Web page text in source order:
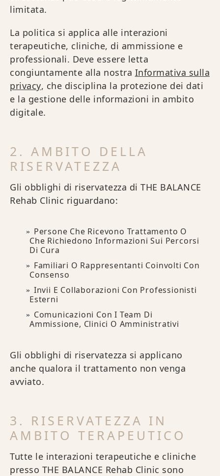
limitata.
La politica si applica alle interazioni
terapeutiche, cliniche, di ammissione e
professionali. Deve essere letta
congiuntamente alla nostra Informativa sulla
privacy, che disciplina la protezione dei dati
e la gestione delle informazioni in ambito
digitale.
2. AMBITO DELLA
RISERVATEZZA
Gli obblighi di riservatezza di THE BALANCE
Rehab Clinic riguardano:
Persone Che Ricevono Trattamento O
Che Richiedono Informazioni Sui Percorsi
Di Cura
Familiari O Rappresentanti Coinvolti Con
Consenso
Invii E Collaborazioni Con Professionisti
Esterni
Comunicazioni Con I Team Di
Ammissione, Clinici O Amministrativi
Gli obblighi di riservatezza si applicano
anche qualora il trattamento non venga
avviato.
3. RISERVATEZZA IN
AMBITO TERAPEUTICO
Tutte le interazioni terapeutiche e cliniche
presso THE BALANCE Rehab Clinic sono